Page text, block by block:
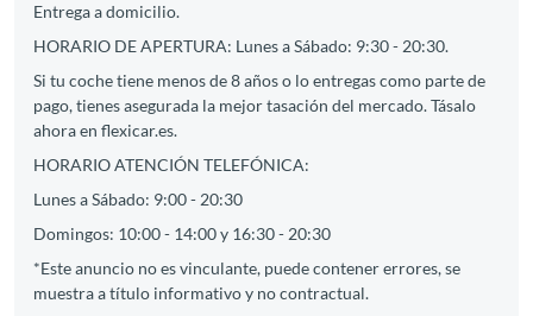
Entrega a domicilio.
HORARIO DE APERTURA: Lunes a Sábado: 9:30 - 20:30.
Si tu coche tiene menos de 8 años o lo entregas como parte de
pago, tienes asegurada la mejor tasación del mercado. Tásalo
ahora en flexicar.es.
HORARIO ATENCIÓN TELEFÓNICA:
Lunes a Sábado: 9:00 - 20:30
Domingos: 10:00 - 14:00 y 16:30 - 20:30
*Este anuncio no es vinculante, puede contener errores, se
muestra a título informativo y no contractual.